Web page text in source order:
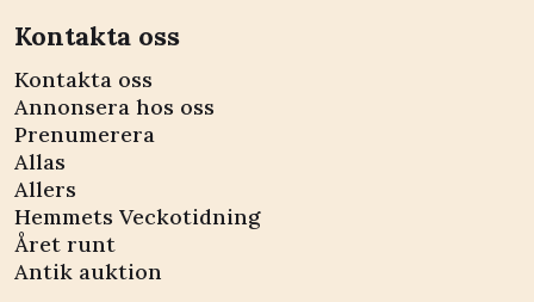
Kontakta oss
Kontakta oss
Annonsera hos oss
Prenumerera
Allas
Allers
Hemmets Veckotidning
Året runt
Antik auktion